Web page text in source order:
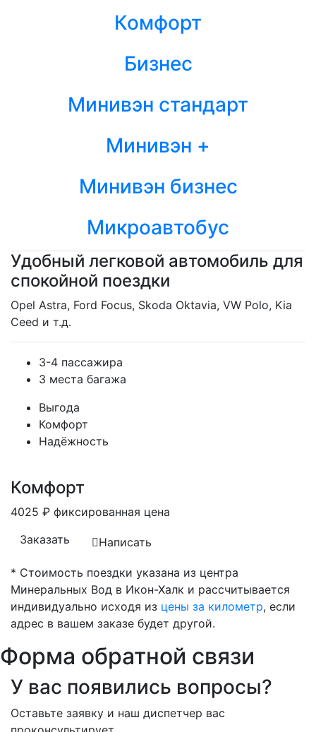
Комфорт
Бизнес
Минивэн стандарт
Минивэн +
Минивэн бизнес
Микроавтобус
Удобный легковой автомобиль для
спокойной поездки
Opel Astra, Ford Focus, Skoda Oktavia, VW Polo, Kia
Ceed и т.д.
3-4 пассажира
3 места багажа
Выгода
Комфорт
Надёжность
Комфорт
4025 ₽ фиксированная цена
Заказать
Написать
* Стоимость поездки указана из центра
Минеральных Вод в Икон-Халк и рассчитывается
индивидуально исходя из цены за километр, если
адрес в вашем заказе будет другой.
Форма обратной связи
У вас появились вопросы?
Оставьте заявку и наш диспетчер вас